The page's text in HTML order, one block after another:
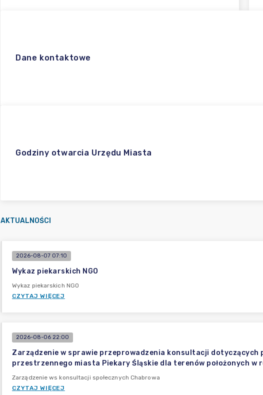
Dane kontaktowe
Godziny otwarcia Urzędu Miasta
AKTUALNOŚCI
2026-08-07 07:10
Wykaz piekarskich NGO
Wykaz piekarskich NGO
CZYTAJ WIĘCEJ
2026-08-06 22:00
Zarządzenie w sprawie przeprowadzenia konsultacji
przestrzennego miasta Piekary Śląskie dla terenów położonych w
Zarządzenie ws konsultacji społecznych Chabrowa
CZYTAJ WIĘCEJ